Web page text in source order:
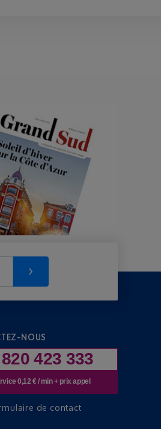
NOUS
423 333
0,12 € / min + prix appel
de contact